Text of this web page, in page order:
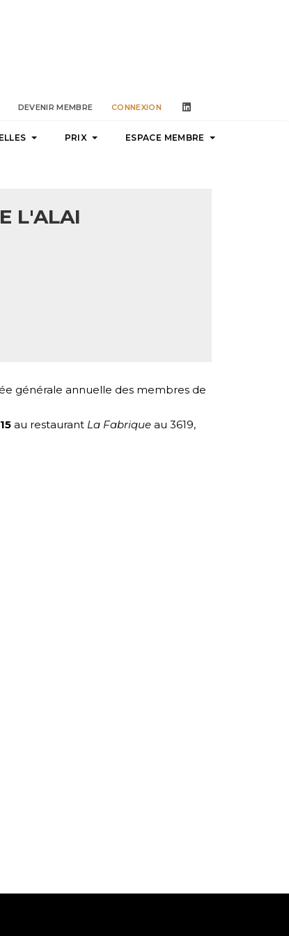
DEVENIR MEMBRE CONNEXION linkedin
PRIX ESPACE MEMBRE
L'ALAI
générale annuelle des membres de
au restaurant La Fabrique au 3619,